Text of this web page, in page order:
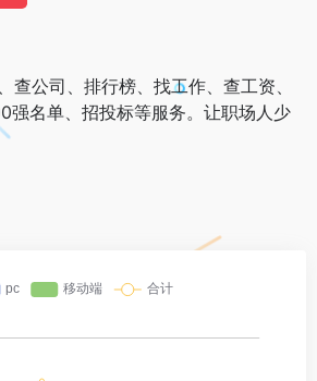
查公司、排行榜、找工作、查工资、
强名单、招投标等服务。让职场人少